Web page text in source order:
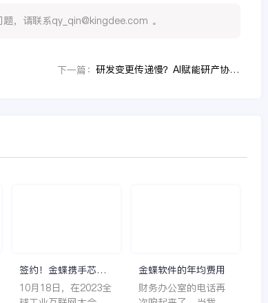
，请联系qy_qin@kingdee.com 。
下一篇： 研发变更传递慢？AI赋能研产协同的三种方式
签约！金蝶携手芯源
微，助力半导体装备
制造领先企业迈向世
10月18日，在2023全
金蝶软件的年均费用
财务办公室的电话再